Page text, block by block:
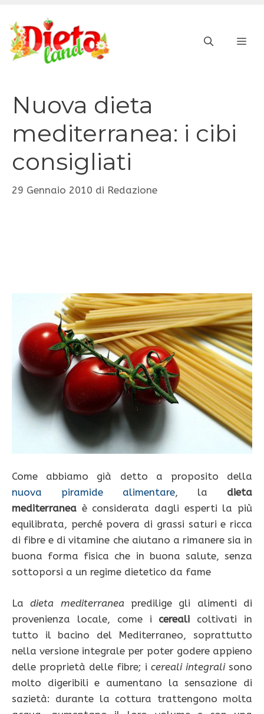
contenuto
Nuova dieta
mediterranea: i cibi
consigliati
29 Gennaio 2010 di Redazione
Come abbiamo già detto a proposito della
nuova piramide alimentare, la dieta
mediterranea è considerata dagli esperti la più
equilibrata, perché povera di grassi saturi e ricca
di fibre e di vitamine che aiutano a rimanere sia in
buona forma fisica che in buona salute, senza
sottoporsi a un regime dietetico da fame
Ladieta mediterranea predilige gli alimenti di
provenienza locale, come i cereali coltivati in
tutto il bacino del Mediterraneo, soprattutto
nella versione integrale per poter godere appieno
delle proprietà delle fibre; i cereali integralisono
molto digeribili e aumentano la sensazione di
sazietà: durante la cottura trattengono molta